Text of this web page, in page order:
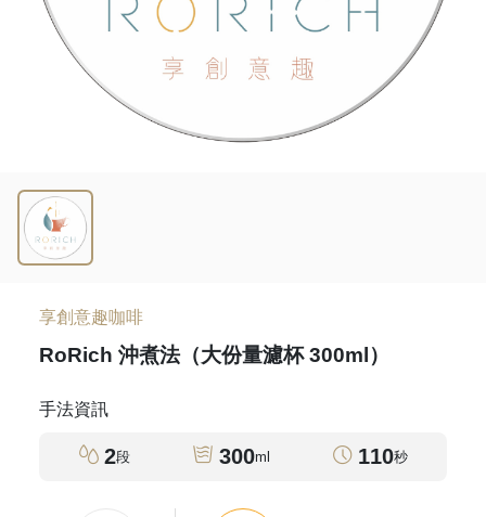
享創意趣咖啡
RoRich 沖煮法（大份量濾杯 300ml）
手法資訊
2段 300ml 110秒